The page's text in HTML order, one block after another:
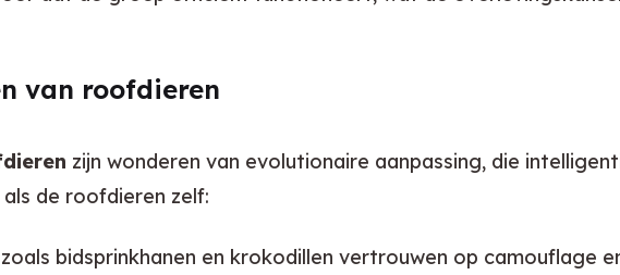
van roofdieren
zijn wonderen van evolutionaire aanpassing, die
de roofdieren zelf:
bidsprinkhanen en krokodillen vertrouwen op camouflage